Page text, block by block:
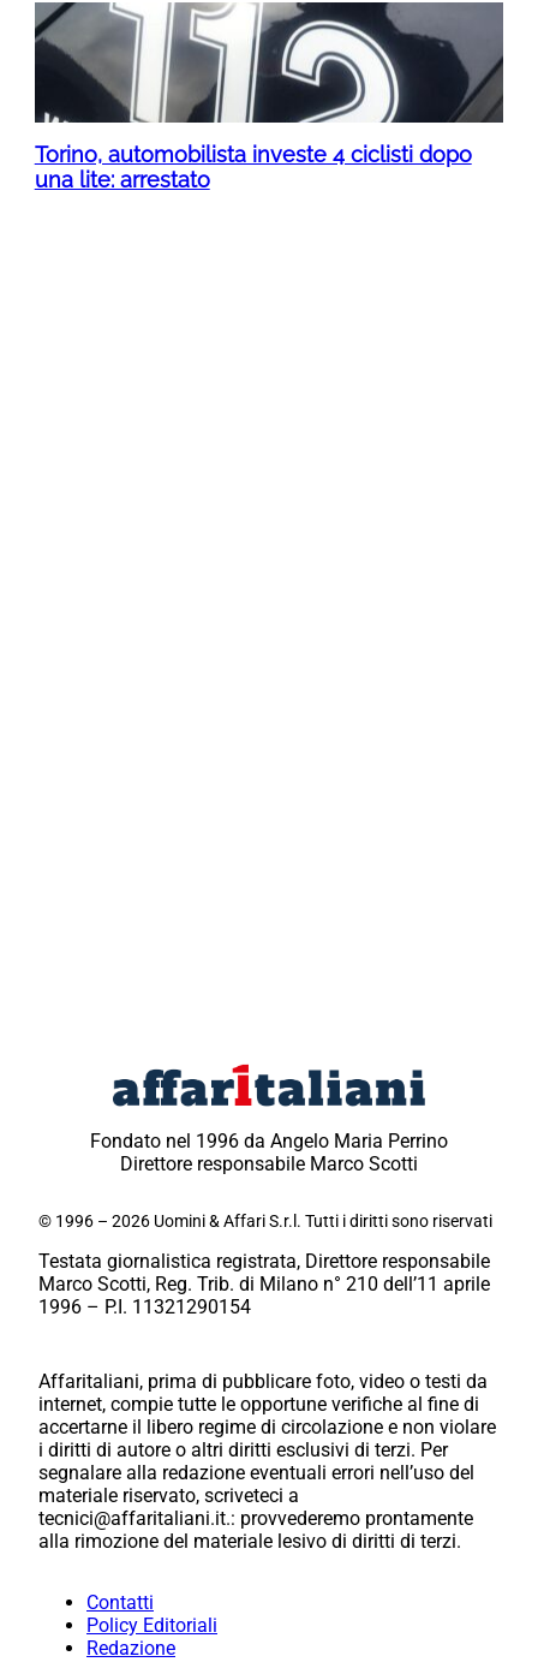
Torino, automobilista investe 4 ciclisti dopo
una lite: arrestato
Fondato nel 1996 da Angelo Maria Perrino
Direttore responsabile Marco Scotti
© 1996 – 2026 Uomini & Affari S.r.l. Tutti i diritti sono riservati
Testata giornalistica registrata, Direttore responsabile
Marco Scotti, Reg. Trib. di Milano n° 210 dell’11 aprile
1996 – P.I. 11321290154
Affaritaliani, prima di pubblicare foto, video o testi da
internet, compie tutte le opportune verifiche al fine di
accertarne il libero regime di circolazione e non violare
i diritti di autore o altri diritti esclusivi di terzi. Per
segnalare alla redazione eventuali errori nell’uso del
materiale riservato, scriveteci a
tecnici@affaritaliani.it.: provvederemo prontamente
alla rimozione del materiale lesivo di diritti di terzi.
Contatti
Policy Editoriali
Redazione